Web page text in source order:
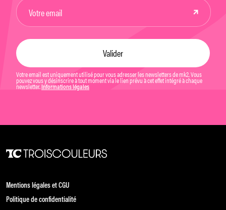
Votre email est uniquement utilisé pour vous adresser les newsletters de mk2. Vous
pouvez vous y désinscrire à tout moment via le lien prévu à cet effet intégré à chaque
newsletter. Informations légales
Mentions légales et CGU
Politique de confidentialité